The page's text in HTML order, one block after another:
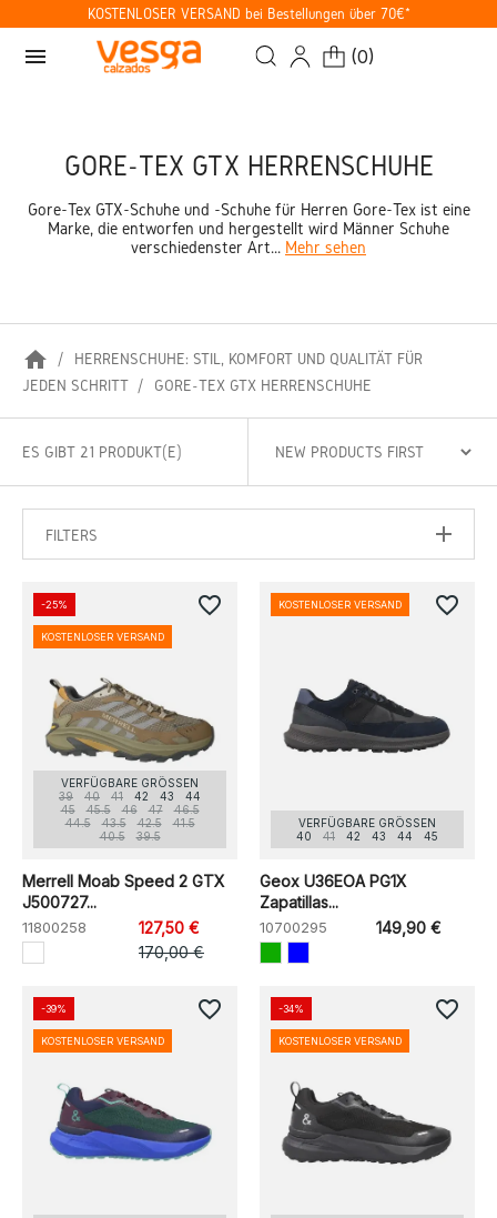
KOSTENLOSER VERSAND bei Bestellungen über 70€*
menu (0)
GORE-TEX GTX HERRENSCHUHE
Gore-Tex GTX-Schuhe und -Schuhe für Herren Gore-Tex ist eine
Marke, die entworfen und hergestellt wird Männer Schuhe
verschiedenster Art... Mehr sehen
home
HERRENSCHUHE: STIL, KOMFORT UND QUALITÄT FÜR
JEDEN SCHRITT
GORE-TEX GTX HERRENSCHUHE
ES GIBT 21 PRODUKT(E)
FILTERS
VERFÜGBARE GRÖSSEN
39
40 41 42 43
44
45
45.5 46 47
46.5
44.5
43.5 42.5
41.5
40.5
39.5
Merrell Moab Speed 2 GTX
J500727...
11800258
127,50 €
170,00 €
-25%
KOSTENLOSER VERSAND
favorite_border
VERFÜGBARE GRÖSSEN
40
41 42 43 44 45
Geox U36EOA PG1X
Zapatillas...
10700295 149,90 €
KOSTENLOSER VERSAND favorite_border
-39%
KOSTENLOSER VERSAND
favorite_border -34%
KOSTENLOSER VERSAND
favorite_border